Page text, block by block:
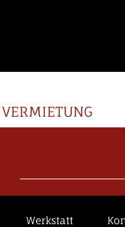
VERMIETUNG
Werkstatt